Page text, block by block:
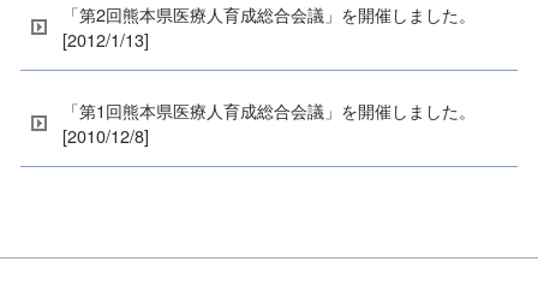
「第2回熊本県医療人育成総合会議」を開催しました。
[2012/1/13]
「第1回熊本県医療人育成総合会議」を開催しました。
[2010/12/8]